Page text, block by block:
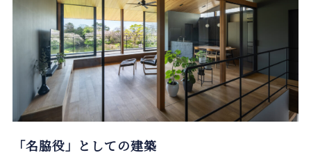
「名脇役」としての建築